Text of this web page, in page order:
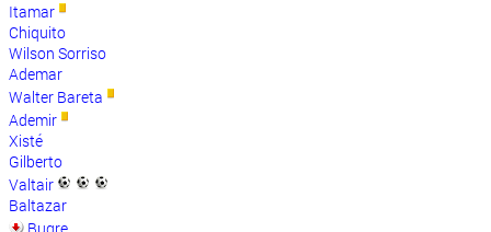
Itamar
Chiquito
Wilson Sorriso
Ademar
Walter Bareta
Ademir
Xisté
Gilberto
Valtair
Baltazar